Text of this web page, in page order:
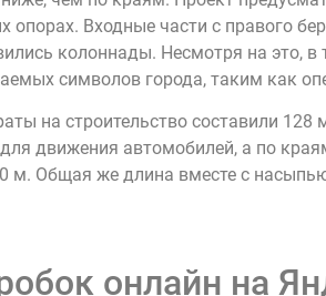
Входные части с правого
колоннады. Несмотря на это,
символов города, таким как
на строительство составили
движения автомобилей, а по
м. Общая же длина вместе с
онлайн на